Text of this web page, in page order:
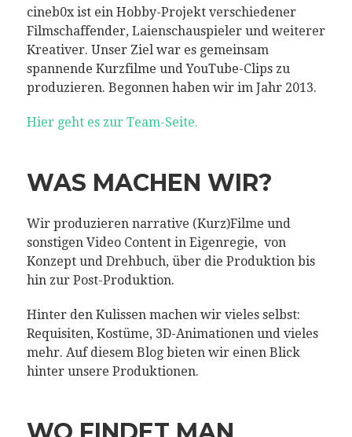
cineb0x ist ein Hobby-Projekt verschiedener
Filmschaffender, Laienschauspieler und weiterer
Kreativer. Unser Ziel war es gemeinsam
spannende Kurzfilme und YouTube-Clips zu
produzieren. Begonnen haben wir im Jahr 2013.
Hier geht es zur Team-Seite.
WAS MACHEN WIR?
Wir produzieren narrative (Kurz)Filme und
sonstigen Video Content in Eigenregie, von
Konzept und Drehbuch, über die Produktion bis
hin zur Post-Produktion.
Hinter den Kulissen machen wir vieles selbst:
Requisiten, Kostüme, 3D-Animationen und vieles
mehr. Auf diesem Blog bieten wir einen Blick
hinter unsere Produktionen.